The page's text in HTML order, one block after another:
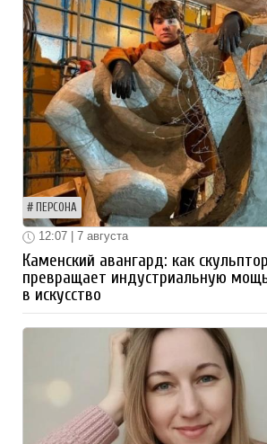
ПЕРСОНА
12:07 | 7 августа
Каменский авангард: как
превращает индустриальную
в искусство